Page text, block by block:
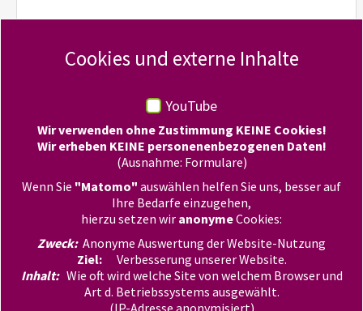
Absenden
Kontakt
Evangelische Jugend Hamburg
Königstraße 54
Tel +49 40 306201372
rockmit ejh-online.de
Navigation © 2025 ROCK mIT!
Cookies und externe Inhalte
YouTube
Wir verwenden ohne Zustimmung KEINE Cookies!
Wir erheben KEINE personenenbezogenen Daten!
(Ausnahme: Formulare)
Wenn Sie "Matomo" auswählen helfen Sie uns, besser auf
Ihre Bedarfe einzugehen,
hierzu setzen wir anonymeCookies:
Zweck: Anonyme Auswertung der Website-Nutzung
Ziel: Verbesserung unserer Website.
Inhalt: Wie oft wird welche Site von welchem Browser und
Art d. Betriebssystems ausgewählt.
(IP-Adresse anonymisiert)